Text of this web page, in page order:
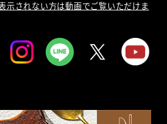
示されない方は動画でご覧いただけま